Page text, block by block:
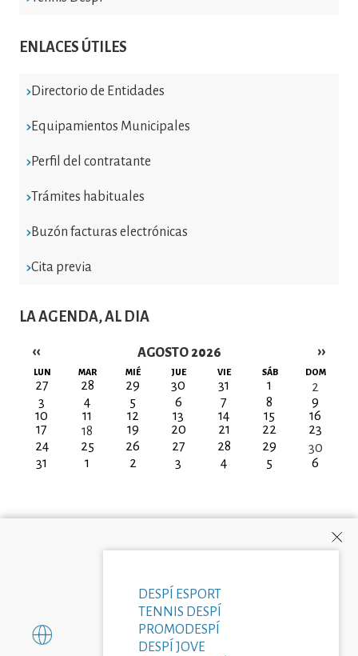
ENLACES ÚTILES
Directorio de Entidades
Equipamientos Municipales
Perfil del contratante
Trámites habituales
Buzón facturas electrónicas
Cita previa
LA AGENDA, AL DIA
AGOSTO 2026
Paginación
‹‹ ››
LUN MAR MIÉ JUE VIE SÁB DOM
27 28 29 30 31 1
2
3
4 5 6 7 8
9
10
11 12 13 14 15
16
17
18 19 20 21 22
23
24
25 26 27 28 29
30
31
1 2 3 4 5 6
DESPÍ ESPORT
TENNIS DESPÍ
PROMODESPÍ
DESPÍ JOVE